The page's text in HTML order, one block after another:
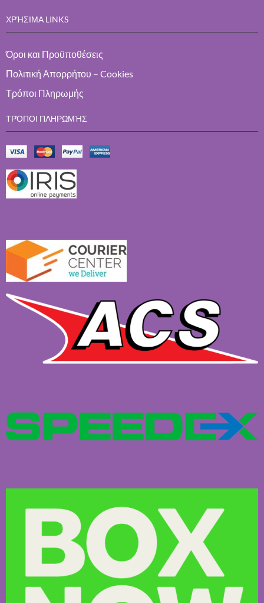
ΧΡΉΣΙΜΑ LINKS
Όροι και Προϋποθέσεις
Πολιτική Απορρήτου – Cookies
Τρόποι Πληρωμής
ΤΡΌΠΟΙ ΠΛΗΡΩΜΉΣ